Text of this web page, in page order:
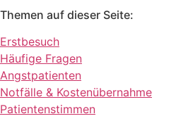
Themen auf dieser Seite:
Erstbesuch
Häufige Fragen
Angstpatienten
Notfälle & Kostenübernahme
Patientenstimmen